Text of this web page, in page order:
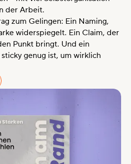
der Arbeit.
zum Gelingen: Ein Naming,
widerspiegelt. Ein Claim, der
Punkt bringt. Und ein
genug ist, um wirklich